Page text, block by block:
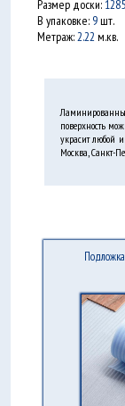
Размер доски:
В упаковке: 9шт.
Метраж:2.22 м.кв.
поверхность
украсит любой
Москва, Санкт-